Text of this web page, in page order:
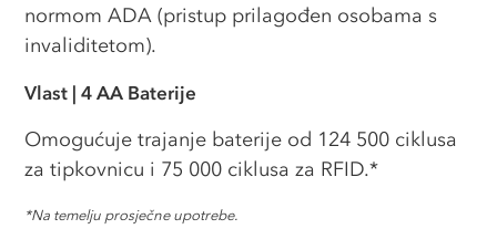
normom ADA (pristup prilagođen osobama s
invaliditetom).
Vlast | 4 AA Baterije
Omogućuje trajanje baterije od 124 500 ciklusa
za tipkovnicu i 75 000 ciklusa za RFID.*
*Na temelju prosječne upotrebe.